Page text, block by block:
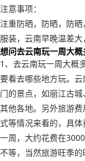
注意事项：
注重防晒，防晒，防晒
服装，云南早晚温差大
想问去云南玩一周大
1、去云南玩一周大概
要看去哪些地方玩。
门的景点，如丽江古
其他各地。另外旅游
式等情况来看的，具
一周，大约花费在
不等，当然旅游旺季